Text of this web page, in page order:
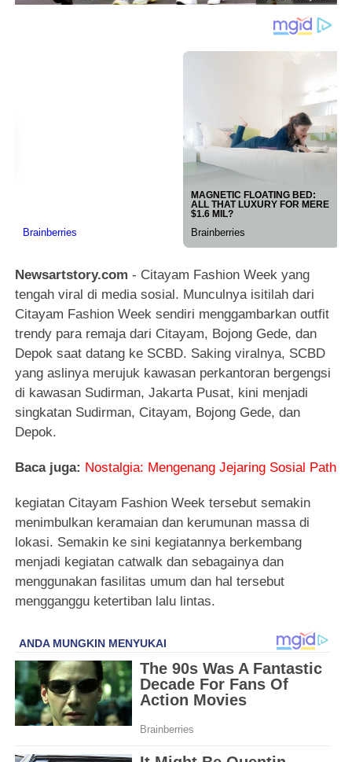
Newsartstory.com - Citayam Fashion Week yang
tengah viral di media sosial. Munculnya isitilah dari
Citayam Fashion Week sendiri menggambarkan outfit
trendy para remaja dari Citayam, Bojong Gede, dan
Depok saat datang ke SCBD. Saking viralnya, SCBD
yang aslinya merujuk kawasan perkantoran bergengsi
di kawasan Sudirman, Jakarta Pusat, kini menjadi
singkatan Sudirman, Citayam, Bojong Gede, dan
Depok.
Baca juga: Nostalgia: Mengenang Jejaring Sosial Path
kegiatan Citayam Fashion Week tersebut semakin
menimbulkan keramaian dan kerumunan massa di
lokasi. Semakin ke sini kegiatannya berkembang
menjadi kegiatan catwalk dan sebagainya dan
menggunakan fasilitas umum dan hal tersebut
mengganggu ketertiban lalu lintas.